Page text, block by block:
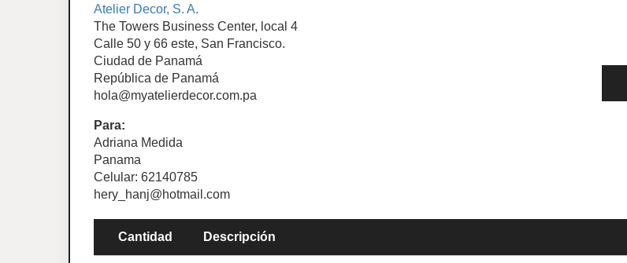
Atelier Decor, S. A.
The Towers Business Center, local 4
Calle 50 y 66 este, San Francisco.
Ciudad de Panamá
República de Panamá
hola@myatelierdecor.com.pa
Para:
Adriana Medida
Panama
Celular: 62140785
hery_hanj@hotmail.com
Cantidad Descripción